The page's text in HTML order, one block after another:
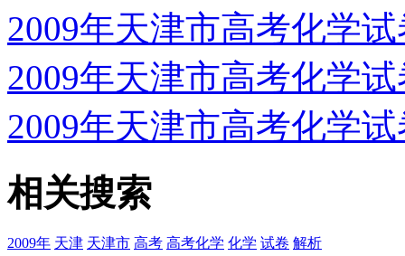
2009年天津市高考化学
2009年天津市高考化学
2009年天津市高考化学
相关搜索
2009年 天津 天津市 高考 高考化学 化学 试卷 解析